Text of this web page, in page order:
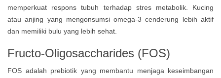
memperkuat respons tubuh terhadap stres metabolik. Kucing
atau anjing yang mengonsumsi omega-3 cenderung lebih aktif
dan memiliki bulu yang lebih sehat.
Fructo-Oligosaccharides (FOS)
FOS adalah prebiotik yang membantu menjaga keseimbangan